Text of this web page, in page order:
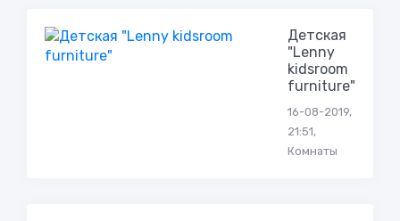
Детская
"Lenny
kidsroom
furniture"
16-08-2019,
21:51,
Комнаты